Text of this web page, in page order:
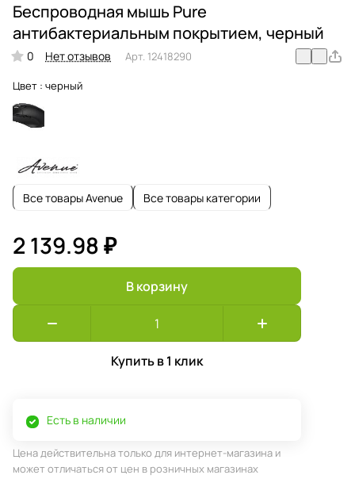
Беспроводная мышь Pure
антибактериальным покрытием, черный
0 Нет отзывов Арт. 12418290
Цвет : черный
Все товары Avenue Все товары категории
2 139.98 ₽
В корзину
Купить в 1 клик
Есть в наличии
Цена действительна только для интернет-магазина и
может отличаться от цен в розничных магазинах